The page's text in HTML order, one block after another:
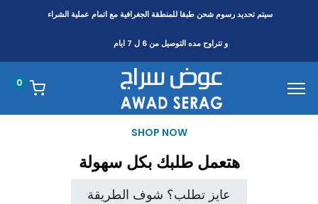
سيتم تحديد رسوم شحن طبقا للمنطقةالجغرافية مع اتمام عملية الشراء
و تتراوح مده التوصيل من 6 ل 7 ايام
0
SHOP NOW
هتعمل طلبك بكل سهولة
عايز تطلب؟ شوف الطريقة